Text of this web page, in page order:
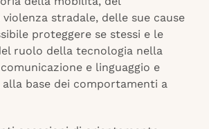
stradale, delle sue cause
proteggere se stessi e le
ruolo della tecnologia nella
e linguaggio e
base dei comportamenti a